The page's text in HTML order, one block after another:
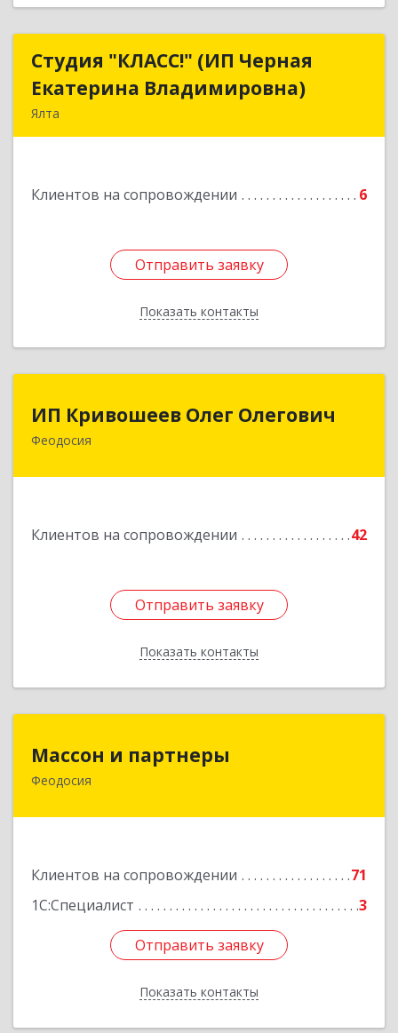
Студия "КЛАСС!" (ИП Черная
Екатерина Владимировна)
Ялта
Клиентов на сопровождении 6
Отправить заявку
Показать контакты
Студия "КЛАСС!" (ИП Черная
Екатерина Владимировна)
Отправить заявку
Назад
ИП Кривошеев Олег Олегович
Феодосия
Клиентов на сопровождении 42
Отправить заявку
Показать контакты
Отправить заявку
Назад
Массон и партнеры
Феодосия
Клиентов на сопровождении
71
1С:Специалист
3
Отправить заявку
Показать контакты
298112, Крым Респ, Феодосия г, Крымская ул,
Отправить заявку
Назад